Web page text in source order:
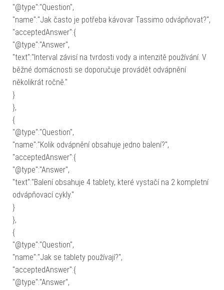
"@type":"Question",
"name":"Jak často je potřeba kávovar Tassimo odvápňovat?",
"acceptedAnswer":{
"@type":"Answer",
"text":"Interval závisí na tvrdosti vody a intenzitě používání. V
běžné domácnosti se doporučuje provádět odvápnění
několikrát ročně."
}
},
{
"@type":"Question",
"name":"Kolik odvápnění obsahuje jedno balení?",
"acceptedAnswer":{
"@type":"Answer",
"text":"Balení obsahuje 4 tablety, které vystačí na 2 kompletní
odvápňovací cykly."
}
},
{
"@type":"Question",
"name":"Jak se tablety používají?",
"acceptedAnswer":{
"@type":"Answer",